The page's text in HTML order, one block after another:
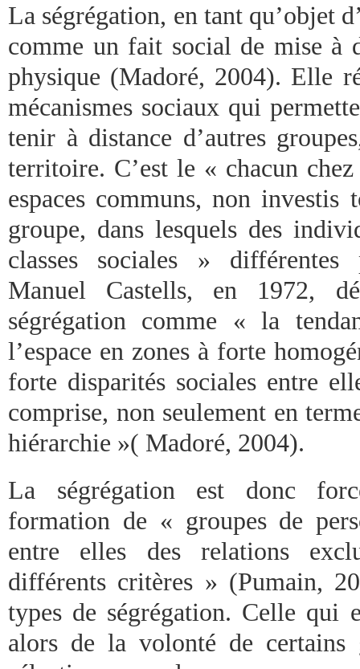
La ségrégation, en tant qu’objet
comme un fait social de mise à
physique (Madoré, 2004). Elle
mécanismes sociaux qui
tenir à distance d’autres
territoire. C’est le « chacun
espaces communs, non
groupe, dans lesquels des
classes sociales » différentes
Manuel Castells, en 1972,
ségrégation comme « la
l’espace en zones à forte
forte disparités sociales entre
comprise, non seulement en
hiérarchie »( Madoré, 2004).
La ségrégation est donc
formation de « groupes de
entre elles des relations
différents critères » (Pumain,
types de ségrégation. Celle qui
alors de la volonté de certains